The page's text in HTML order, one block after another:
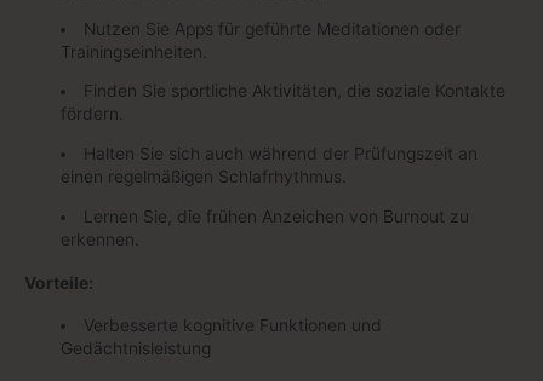
Nutzen Sie Apps für geführte Meditationen oder
Trainingseinheiten.
Finden Sie sportliche Aktivitäten, die soziale Kontakte
fördern.
Halten Sie sich auch während der Prüfungszeit an
einen regelmäßigen Schlafrhythmus.
Lernen Sie, die frühen Anzeichen von Burnout zu
erkennen.
Vorteile:
Verbesserte kognitive Funktionen und
Gedächtnisleistung